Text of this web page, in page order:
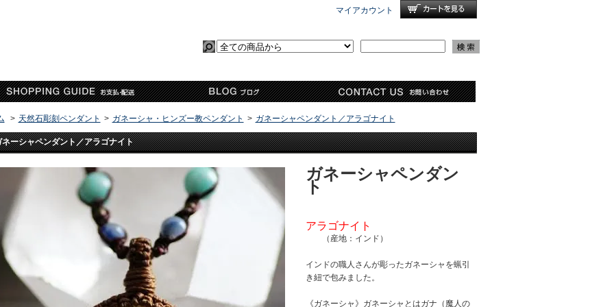
マイアカウント
> 天然石彫刻ペンダント > ガネーシャ・ヒンズー教ペンダント > ガネーシャペンダント／アラゴナイト
ネーシャペンダント／アラゴナイト
ガネーシャペンダン
ト
アラゴナイト
（産地：インド）
インドの職人さんが彫ったガネーシャを蝋引
き紐で包みました。
《ガネーシャ》ガネーシャとはガナ（魔人の